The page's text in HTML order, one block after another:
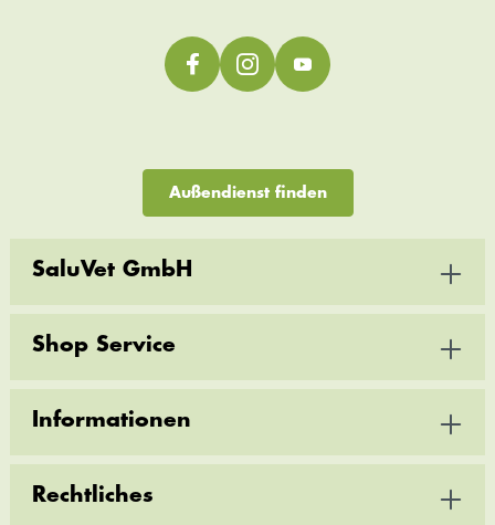
Außendienst finden
SaluVet GmbH
Shop Service
Informationen
Rechtliches